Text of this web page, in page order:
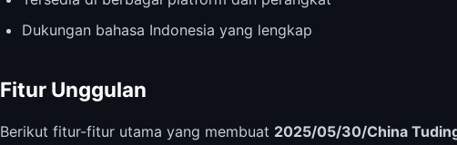
Dukungan bahasa Indonesia yang lengkap
Fitur Unggulan
Berikut fitur-fitur utama yang membuat 2025/05/30/China